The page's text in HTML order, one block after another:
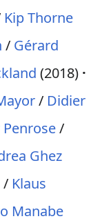
Kip Thorne
/ Gérard
(2018)
/ Didier
Penrose/
Ghez
/ Klaus
Manabe